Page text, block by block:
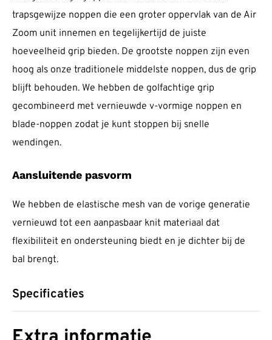
trapsgewijze noppen die een groter oppervlak van de Air
Zoom unit innemen en tegelijkertijd de juiste
hoeveelheid grip bieden. De grootste noppen zijn even
hoog als onze traditionele middelste noppen, dus de grip
blijft behouden. We hebben de golfachtige grip
gecombineerd met vernieuwde v-vormige noppen en
blade-noppen zodat je kunt stoppen bij snelle
wendingen.
Aansluitende pasvorm
We hebben de elastische mesh van de vorige generatie
vernieuwd tot een aanpasbaar knit materiaal dat
flexibiliteit en ondersteuning biedt en je dichter bij de
bal brengt.
Specificaties